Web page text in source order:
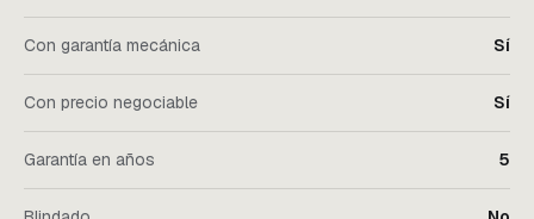
Con garantía mecánica Sí
Con precio negociable Sí
Garantía en años 5